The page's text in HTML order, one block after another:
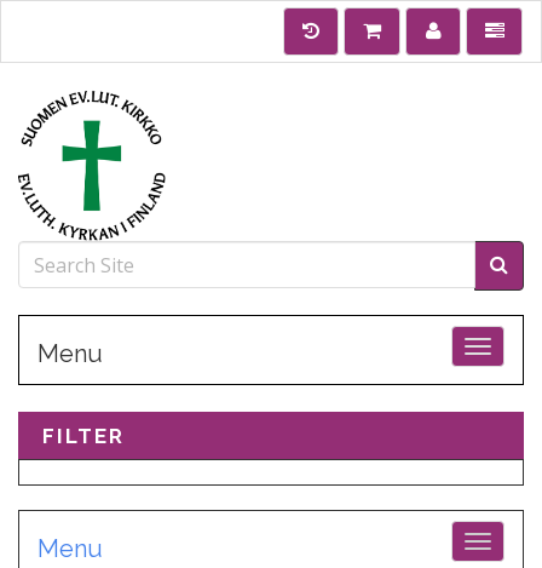
Menu
FILTER
Menu